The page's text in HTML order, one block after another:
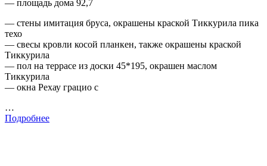
— площадь дома 92,7
— стены имитация бруса, окрашены краской Тиккурила пика
техо
— свесы кровли косой планкен, также окрашены краской
Тиккурила
— пол на террасе из доски 45*195, окрашен маслом
Тиккурила
— окна Рехау грацио с
…
Подробнее